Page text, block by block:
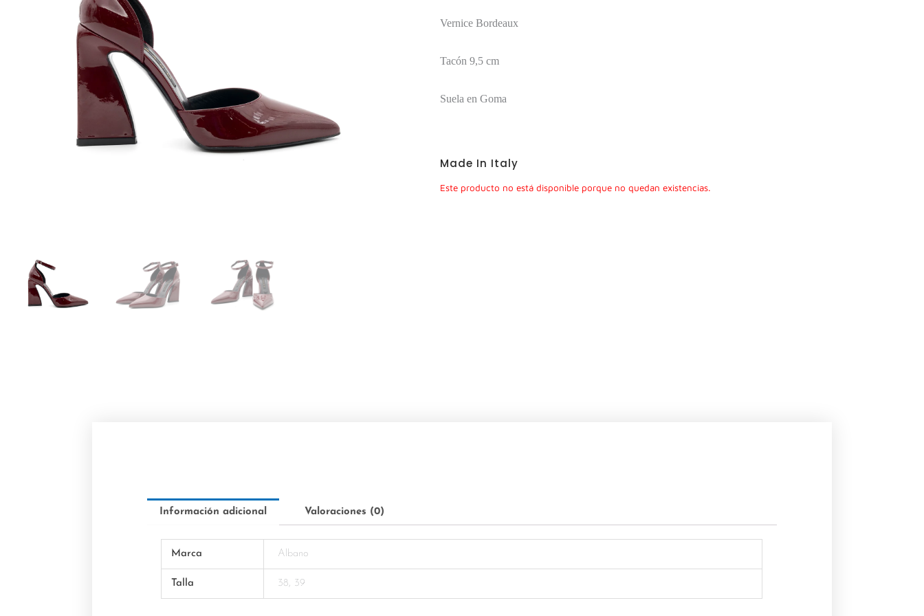
Vernice Bordeaux
Tacón 9,5 cm
Suela en Goma
Made In Italy
Este producto no está disponible porque no quedan existencias.
Información adicional Valoraciones (0)
Marca Albano
Talla 38, 39